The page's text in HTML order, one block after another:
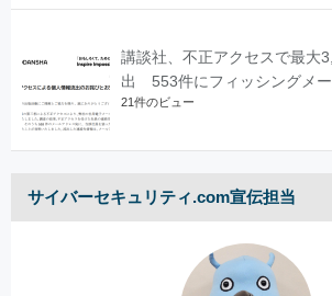
講談社、不正アクセスで最大
出 553件にフィッシングメ
21件のビュー
サイバーセキュリティ.com宣伝担当